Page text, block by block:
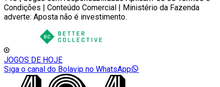
Condições | Conteúdo Comercial | Ministério da Fazenda
adverte: Aposta não é investimento.
JOGOS DE HOJE
Siga o canal do Bolavip no WhatsApp